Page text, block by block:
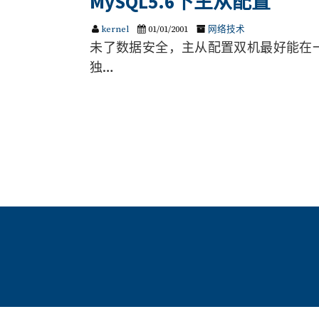
kernel 01/01/2001 网络技术
未了数据安全，主从配置双机最好能在
独…